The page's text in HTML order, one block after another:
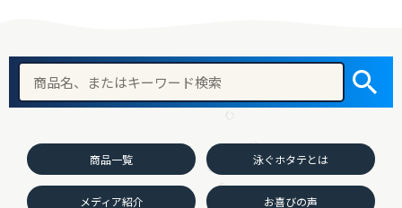
商品一覧 泳ぐホタテとは
メディア紹介 お喜びの声